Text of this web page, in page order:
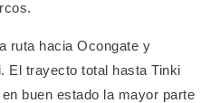
ruta hacia Ocongate y
El trayecto total hasta Tinki
buen estado la mayor parte